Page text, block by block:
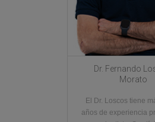
Dr. Fernando
Morato
El Dr. Loscos tiene
años de experiencia